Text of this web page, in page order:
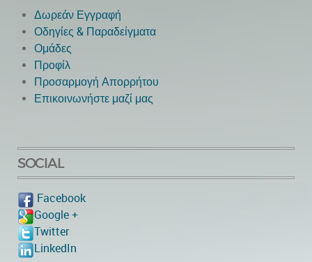
Δωρεάν Εγγραφή
Οδηγίες & Παραδείγματα
Ομάδες
Προφίλ
Προσαρμογή Απορρήτου
Επικοινωνήστε μαζί μας
SOCIAL
Facebook
Google +
Twitter
LinkedIn